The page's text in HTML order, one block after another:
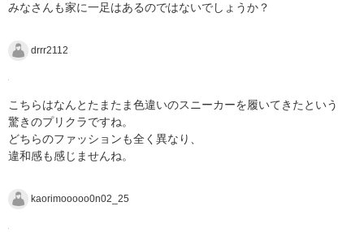
みなさんも家に一足はあるのではないでしょうか？
drrr2112
こちらはなんとたまたま色違いのスニーカーを履いてきたという
驚きのプリクラですね。
どちらのファッションも全く異なり、
違和感も感じませんね。
kaorimooooo0n02_25